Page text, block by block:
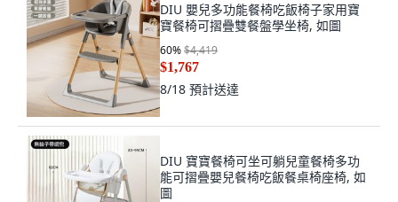
DIU 嬰兒多功能餐椅吃飯椅子家用寶
寶餐椅可摺疊雙餐盤學坐椅, 如圖
60%$4,419
$1,767
8/18 預計送達
DIU 寶寶餐椅可坐可躺兒童餐椅多功
能可摺疊嬰兒餐椅吃飯餐桌椅座椅, 如
圖